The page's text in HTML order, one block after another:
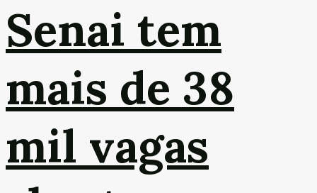
Senai tem
mais de 38
mil vagas